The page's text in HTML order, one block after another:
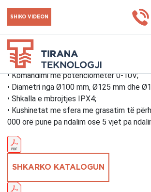
SHIKO VIDEON
Stream EC
Përshkrimi:
• Modeli Vents Stream EC, tipi in-line
31 dB;
• Komandimi me potenciometër 0-10V;
• Diametri nga Ø100 mm, Ø125 mm dhe
• Shkalla e mbrojtjes IPX4;
• Kushinetat me sfera me grasatim të
000 orë pune pa ndalim ose 5 vjet pa
SHKARKO KATALOGUN